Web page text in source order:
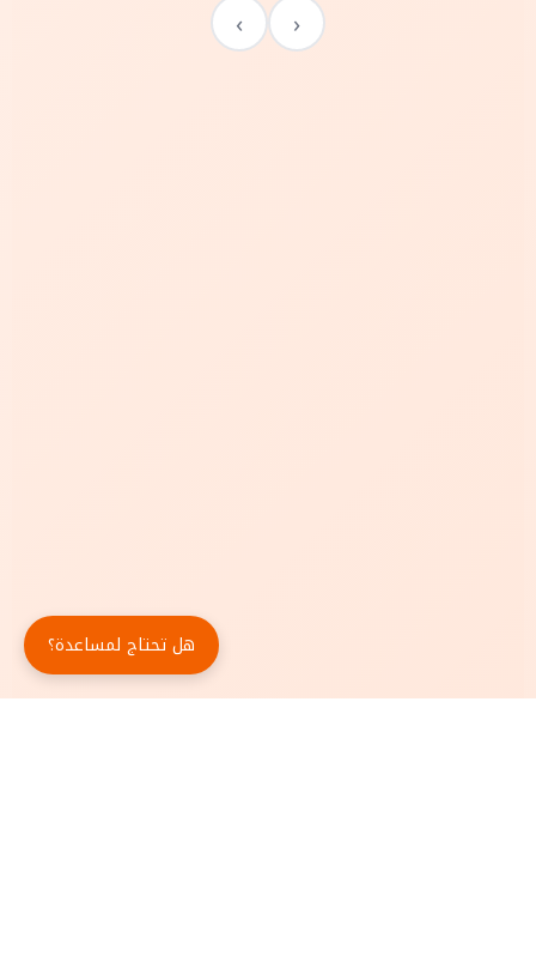
‹
›
هل تحتاج لمساعدة؟